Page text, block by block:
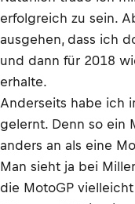
erfolgreich zu sein.
ausgehen, dass ich
und dann für 2018
erhalte.
Anderseits habe ich
gelernt. Denn so ein
anders an als eine
Man sieht ja bei
die MotoGP